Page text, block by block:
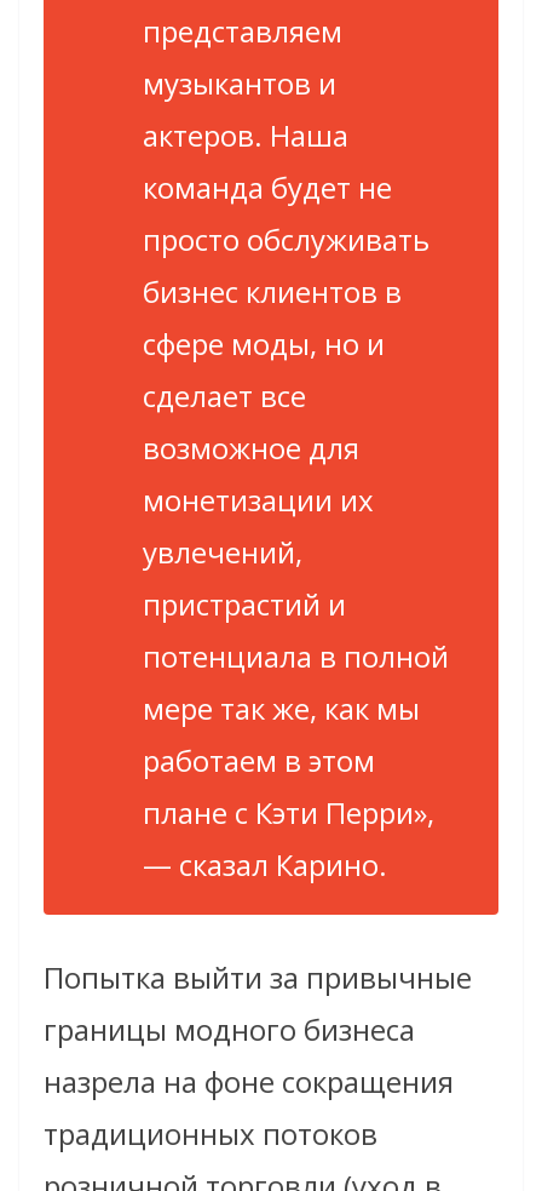
представляем
музыкантов и
актеров. Наша
команда будет не
просто обслуживать
бизнес клиентов в
сфере моды, но и
сделает все
возможное для
монетизации их
увлечений,
пристрастий и
потенциала в полной
мере так же, как мы
работаем в этом
плане с Кэти Перри»,
— сказал Карино.
Попытка выйти за привычные
границы модного бизнеса
назрела на фоне сокращения
традиционных потоков